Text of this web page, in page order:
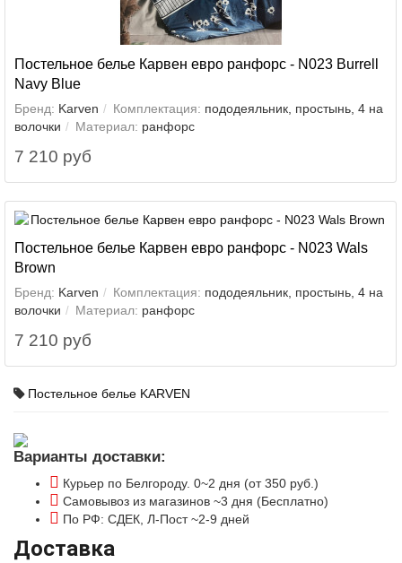
Постельное белье Карвен евро ранфорс - N023 Burrell
Navy Blue
Бренд: Karven Комплектация: пододеяльник, простынь, 4 на
волочки
Материал: ранфорс
7 210 руб
Постельное белье Карвен евро ранфорс - N023 Wals
Brown
Бренд: Karven Комплектация: пододеяльник, простынь, 4 на
волочки
Материал: ранфорс
7 210 руб
Постельное белье KARVEN
Варианты доставки:
Курьер по Белгороду. 0~2 дня (от 350 руб.)
Самовывоз из магазинов ~3 дня (Бесплатно)
По РФ: СДЕК, Л-Пост ~2-9 дней
Доставка